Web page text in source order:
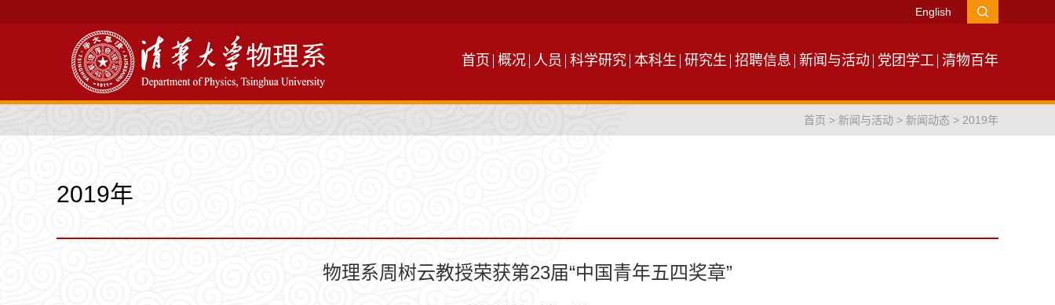
English
首页 概况 人员 科学研究 本科生 研究生 招聘信息 新闻与活动 党团学工 清物百年
首页 > 新闻与活动 > 新闻动态 > 2019年
2019年
物理系周树云教授荣获第23届“中国青年五四奖章”